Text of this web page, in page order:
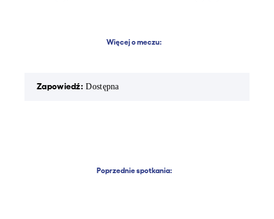
Więcej o meczu:
Zapowiedź: Dostępna
Poprzednie spotkania: